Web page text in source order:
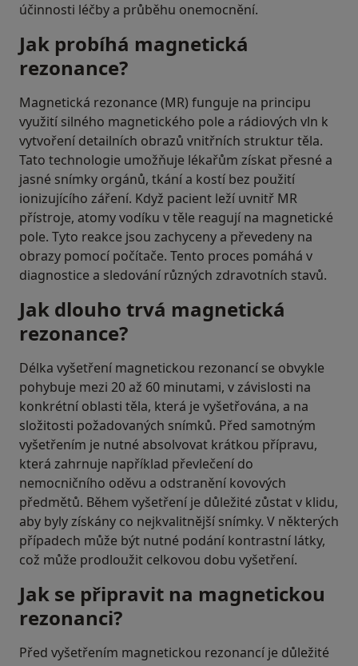
účinnosti léčby a průběhu onemocnění.
Jak probíhá magnetická
rezonance?
Magnetická rezonance (MR) funguje na principu
využití silného magnetického pole a rádiových vln k
vytvoření detailních obrazů vnitřních struktur těla.
Tato technologie umožňuje lékařům získat přesné a
jasné snímky orgánů, tkání a kostí bez použití
ionizujícího záření. Když pacient leží uvnitř MR
přístroje, atomy vodíku v těle reagují na magnetické
pole. Tyto reakce jsou zachyceny a převedeny na
obrazy pomocí počítače. Tento proces pomáhá v
diagnostice a sledování různých zdravotních stavů.
Jak dlouho trvá magnetická
rezonance?
Délka vyšetření magnetickou rezonancí se obvykle
pohybuje mezi 20 až 60 minutami, v závislosti na
konkrétní oblasti těla, která je vyšetřována, a na
složitosti požadovaných snímků. Před samotným
vyšetřením je nutné absolvovat krátkou přípravu,
která zahrnuje například převlečení do
nemocničního oděvu a odstranění kovových
předmětů. Během vyšetření je důležité zůstat v klidu,
aby byly získány co nejkvalitnější snímky. V některých
případech může být nutné podání kontrastní látky,
což může prodloužit celkovou dobu vyšetření.
Jak se připravit na magnetickou
rezonanci?
Před vyšetřením magnetickou rezonancí je důležité